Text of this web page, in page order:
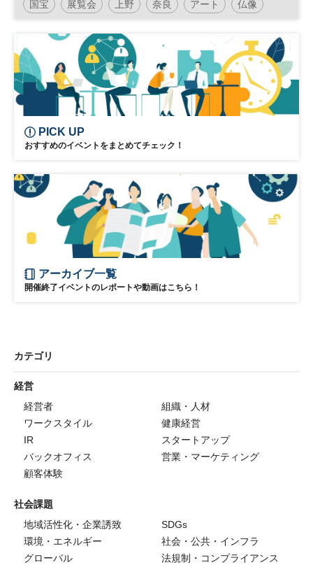
国宝 展覧会 上野 奈良 アート 仏像
東京国立博物館 美術展 土日祝開催
PICK UP
おすすめのイベントをまとめてチェック！
アーカイブ一覧
開催終了イベントのレポートや動画はこちら！
カテゴリ
経営
経営者
組織・人材
ワークスタイル
健康経営
IR
スタートアップ
バックオフィス
営業・マーケティング
顧客体験
社会課題
地域活性化・企業誘致
SDGs
環境・エネルギー
社会・公共・インフラ
グローバル
法規制・コンプライアンス